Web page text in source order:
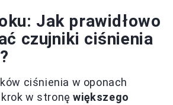
Jak prawidłowo
czujniki ciśnienia
ciśnienia w oponach
w stronęwiększego